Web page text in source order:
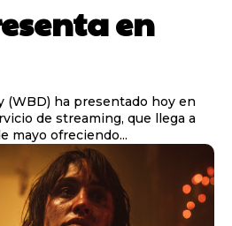
en
(WBD) ha presentado hoy en
de streaming, que llega a
mayo ofreciendo...